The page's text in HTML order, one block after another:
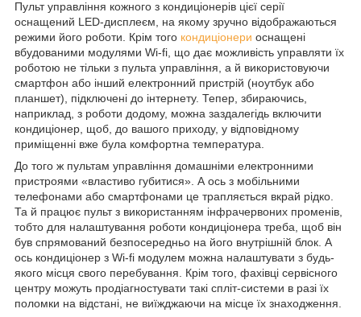
Пульт управління кожного з кондиціонерів цієї серії
оснащений LED-дисплеєм, на якому зручно відображаються
режими його роботи. Крім того кондиціонери оснащені
вбудованими модулями Wi-fi, що дає можливість управляти їх
роботою не тільки з пульта управління, а й використовуючи
смартфон або інший електронний пристрій (ноутбук або
планшет), підключені до інтернету. Тепер, збираючись,
наприклад, з роботи додому, можна заздалегідь включити
кондиціонер, щоб, до вашого приходу, у відповідному
приміщенні вже була комфортна температура.
До того ж пультам управління домашніми електронними
пристроями «властиво губитися». А ось з мобільними
телефонами або смартфонами це трапляється вкрай рідко.
Та й працює пульт з використанням інфрачервоних променів,
тобто для налаштування роботи кондиціонера треба, щоб він
був спрямований безпосередньо на його внутрішній блок. А
ось кондиціонер з Wi-fi модулем можна налаштувати з будь-
якого місця свого перебування. Крім того, фахівці сервісного
центру можуть продіагностувати такі спліт-системи в разі їх
поломки на відстані, не виїжджаючи на місце їх знаходження.